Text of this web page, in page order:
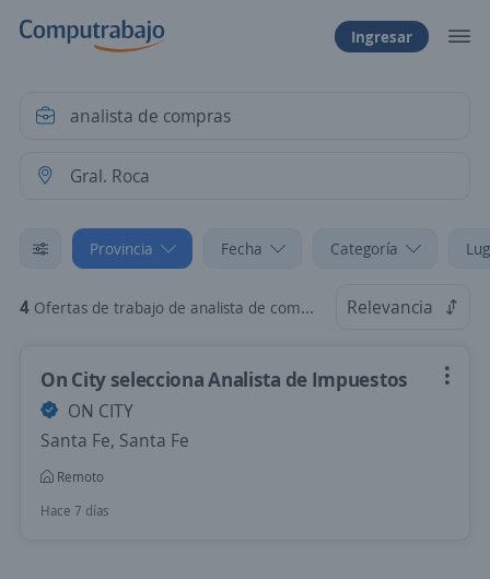
Ingresar
Provincia Fecha Categoría
4 Ofertas de trabajo de analista de compras en Gral. Roca, Río Negro Relevancia
On City selecciona Analista de Impuestos
ON CITY
Santa Fe, Santa Fe
Remoto
Hace 7 días